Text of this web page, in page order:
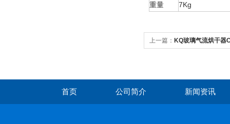
重量
7Kg
上一篇： KQ玻璃气流烘干器
首页 公司简介 新闻资讯